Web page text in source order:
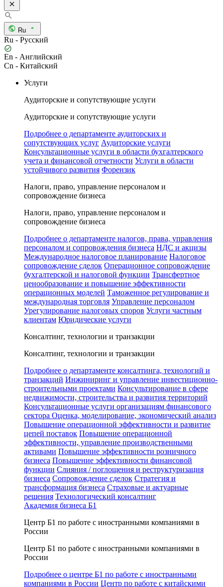
Ru
Ru - Русский
En - Английский
Cn - Китайский
Услуги
Аудиторские и сопутствующие услуги
Аудиторские и сопутствующие услуги
Подробнее о департаменте аудиторских и
сопутствующих услуг Аудиторские услуги
Консультационные услуги в области бухгалтерского
учета и финансовой отчетности Услуги в области
устойчивого развития Форензик
Налоги, право, управление персоналом и
сопровождение бизнеса
Налоги, право, управление персоналом и
сопровождение бизнеса
Подробнее о департаменте налогов, права, управления
персоналом и сопровождения бизнеса НДС и акцизы
Международное налоговое планирование Налоговое
сопровождение сделок Операционное сопровождение
бухгалтерской и налоговой функции Трансфертное
ценообразование и повышение эффективности
операционных моделей Таможенное регулирование и
международная торговля Управление персоналом
Урегулирование налоговых споров Услуги частным
клиентам Юридические услуги
Консалтинг, технологии и транзакции
Консалтинг, технологии и транзакции
Подробнее о департаменте консалтинга, технологий и
транзакций Инжиниринг и управление инвестиционно-
строительными проектами Консультирование в сфере
недвижимости, строительства и развития территорий
Консультационные услуги организациям финансового
сектора Оценка, моделирование, экономический анализ
Повышение операционной эффективности и развитие
цепей поставок Повышение операционной
эффективности, управление производственными
активами Повышение эффективности розничного
бизнеса Повышение эффективности финансовой
функции Слияния / поглощения и реструктуризация
бизнеса Сопровождение сделок Стратегия и
трансформация бизнеса Страховые и актуарные
решения Технологический консалтинг
Академия бизнеса Б1
Центр Б1 по работе с иностранными компаниями в
России
Центр Б1 по работе с иностранными компаниями в
России
Подробнее о центре Б1 по работе с иностранными
компаниями в России Центр по работе с китайскими